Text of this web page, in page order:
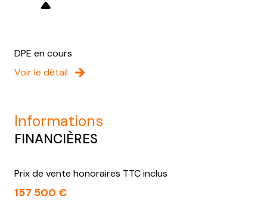
DPE en cours
Voir le détail
informations
FINANCIÈRES
Prix de vente honoraires TTC inclus
157 500 €